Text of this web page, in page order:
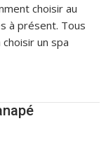
choisir au
à présent. Tous
un spa